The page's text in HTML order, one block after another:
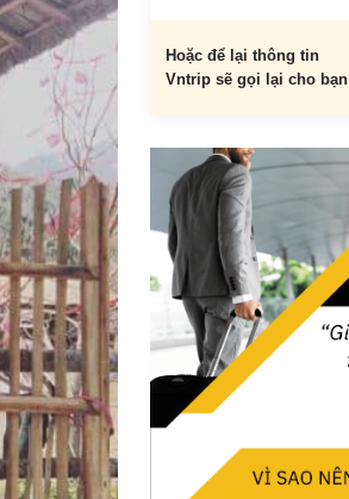
Hoặc để lại thông tin
Vntrip sẽ gọi lại cho bạn